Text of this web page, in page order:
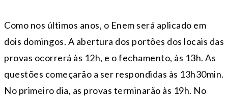
Como nos últimos anos, o Enem será aplicado em
dois domingos. A abertura dos portões dos locais das
provas ocorrerá às 12h, e o fechamento, às 13h. As
questões começarão a ser respondidas às 13h30min.
No primeiro dia, as provas terminarão às 19h. No